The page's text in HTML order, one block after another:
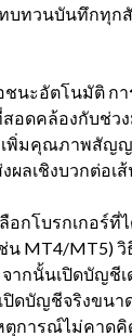
ทบทวนบันทึกทุ
นะอัตโนมัติ ก
สอดคล้องกับช่
พิ่มคุณภาพสัญญ
ลเชิงบวกต่อเส้
อกโบรกเกอร์
น MT4/MT5)
ากนั้นเปิดบัญชี
ปิดบัญชีจริงขน
ตุการณ์ไม่คาดคิ